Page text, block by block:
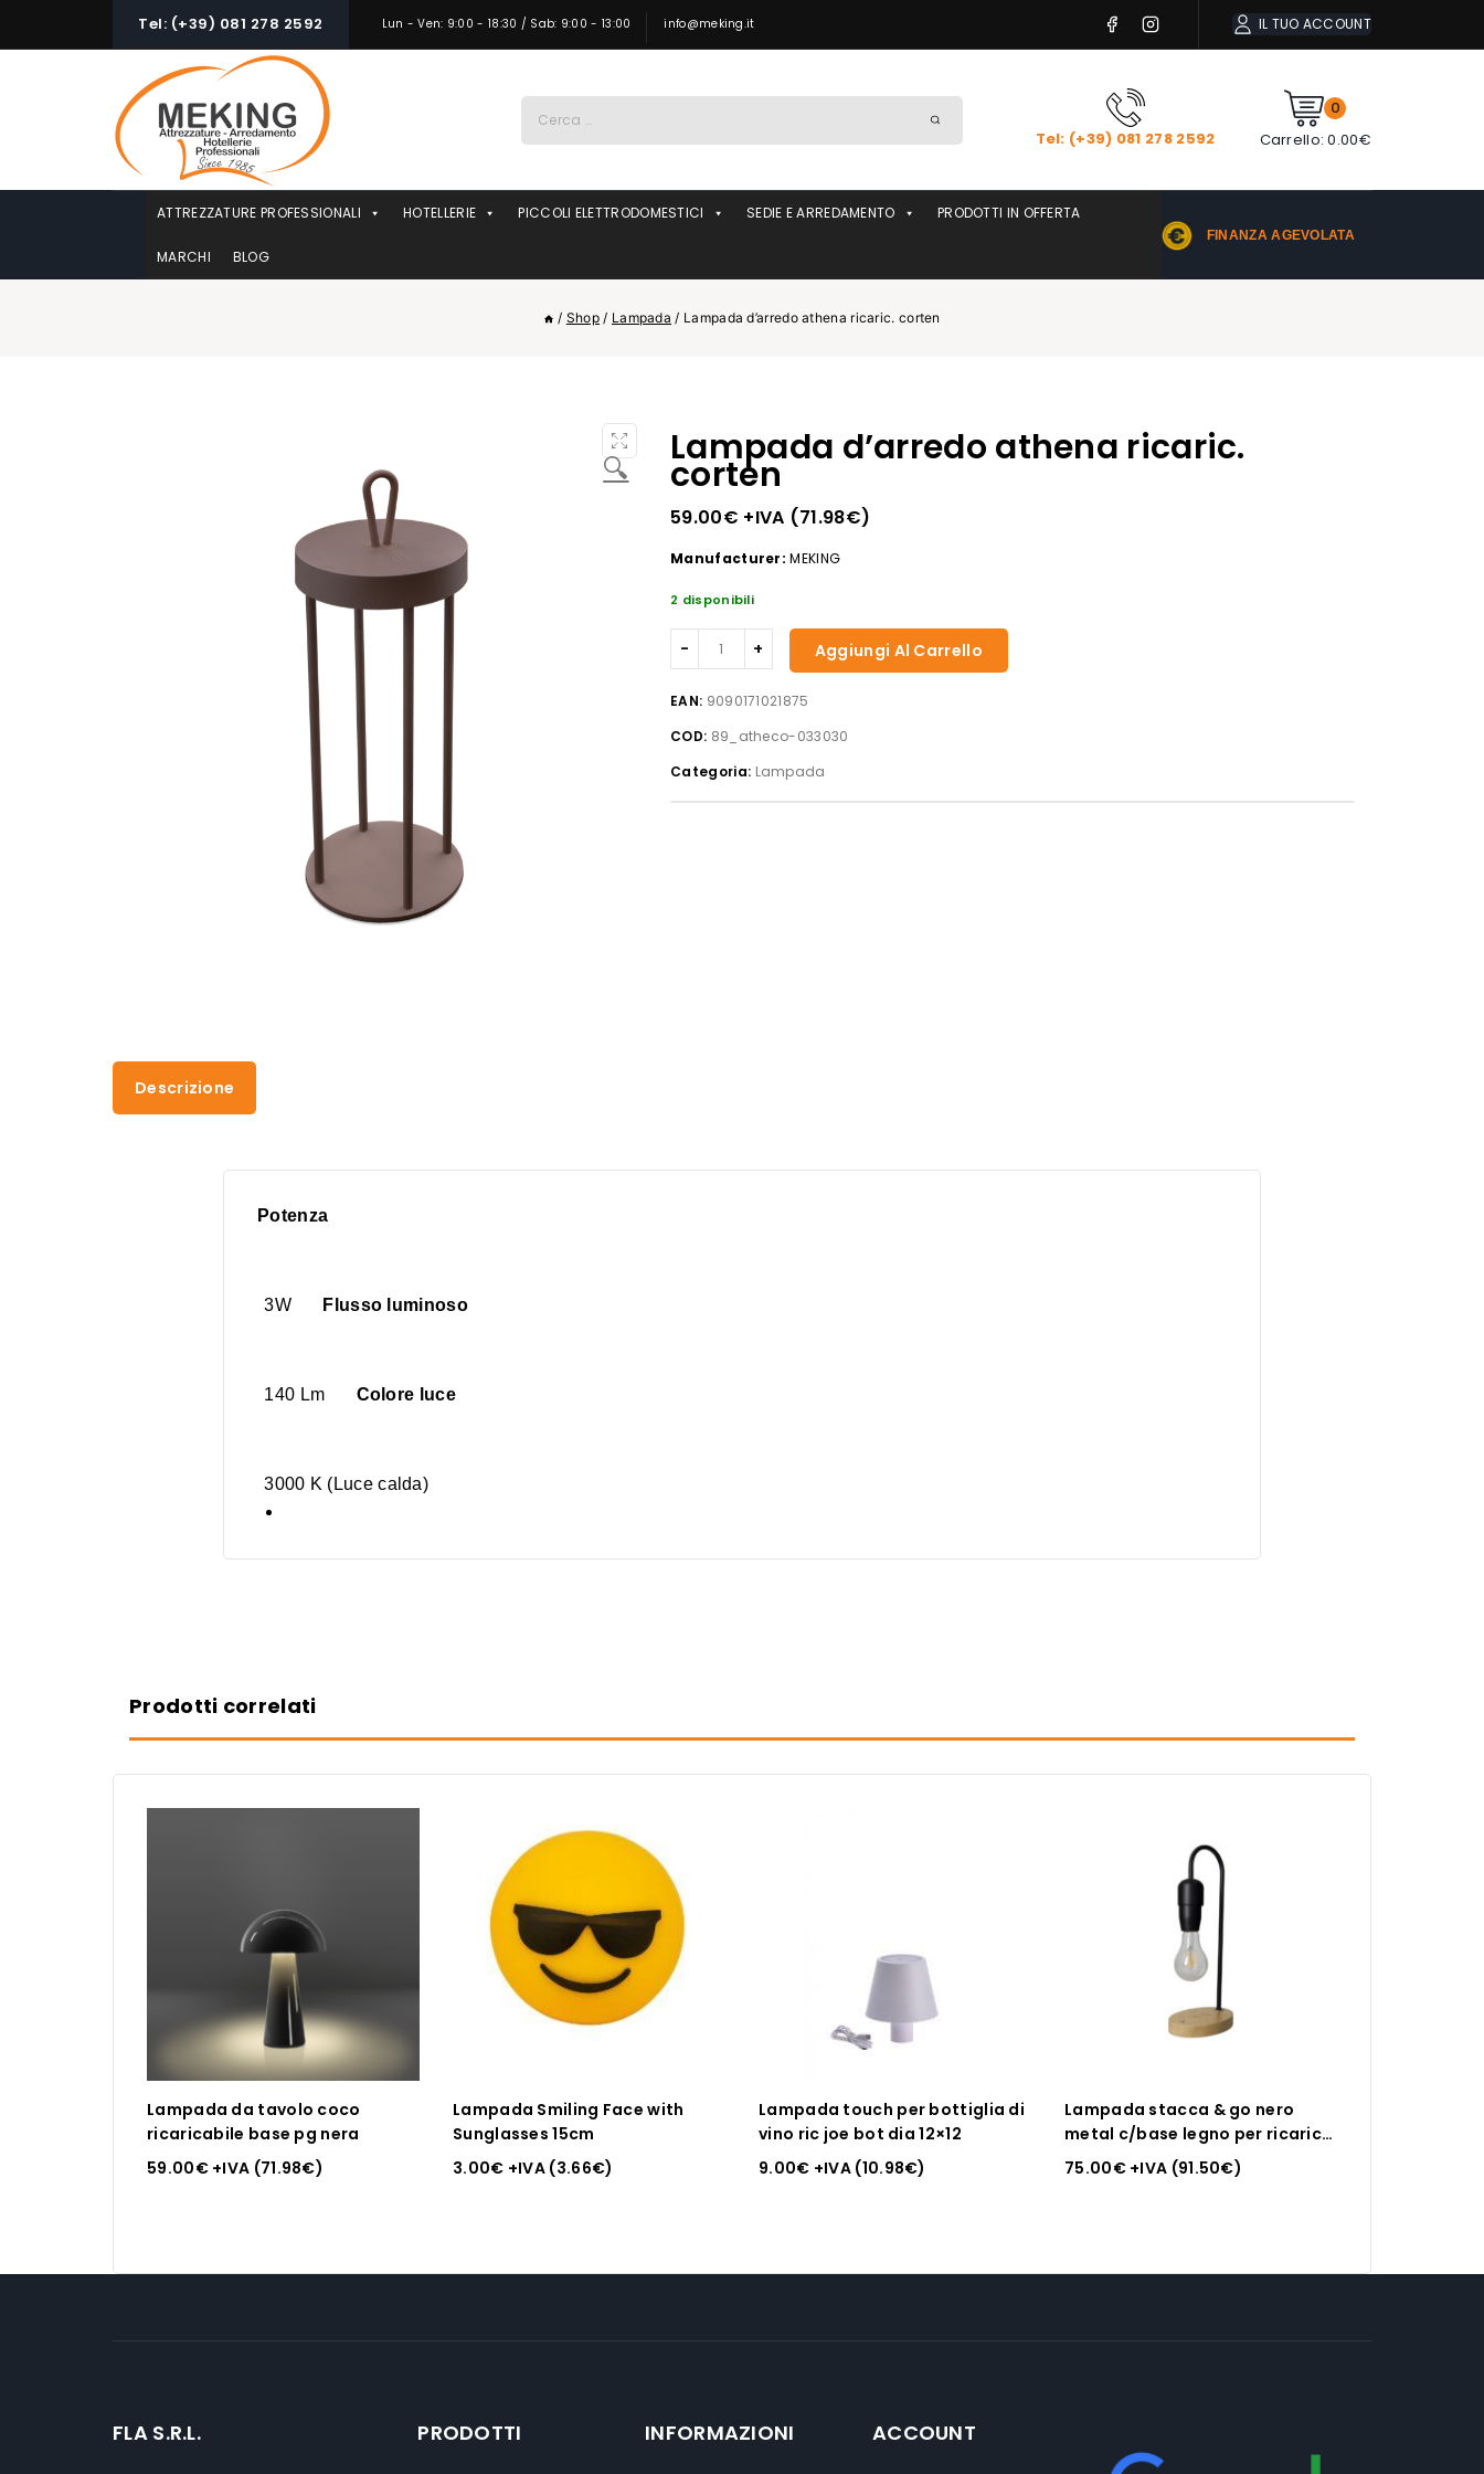
Tel: (+39) 081 278 2592 Lun - Ven: 9:00 - 18:30 / Sab: 9:00 - 13:00 info@meking.it IL TUO ACCOUNT
per:
Tel: (+39) 081 278 2592
0
Carrello: 0.00€
ATTREZZATURE PROFESSIONALI HOTELLERIE PICCOLI ELETTRODOMESTICI SEDIE E ARREDAMENTO PRODOTTI IN OFFERTA
MARCHI BLOG
FINANZA AGEVOLATA
/ Shop / Lampada / Lampada d’arredo athena ricaric. corten
🔍 Lampada d’arredo athena ricaric.
corten
59.00€ +IVA (71.98€)
Manufacturer: MEKING
2 disponibili
Lampada
d'arredo
corten
quantità
Aggiungi Al Carrello
EAN: 9090171021875
COD: 89_atheco-033030
Categoria: Lampada
Descrizione
Potenza
3W Flusso luminoso
140 Lm Colore luce
3000 K (Luce calda)
Prodotti correlati
Lampada da tavolo coco
ricaricabile base pg nera
59.00€+IVA (71.98€)
Lampada Smiling Face with
Sunglasses 15cm
3.00€ +IVA (3.66€)
Lampada touch per bottiglia di
vino ric joe bot dia 12×12
9.00€ +IVA (10.98€)
Lampada stacca & go nero
metal c/base legno per ricarica
smartphone
75.00€+IVA (91.50€)
FLA S.R.L. PRODOTTI INFORMAZIONI ACCOUNT